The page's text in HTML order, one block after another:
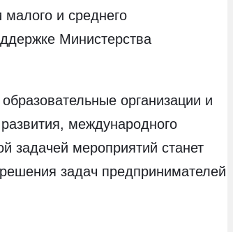
и среднего
Министерства
организации и
международного
задачей мероприятий станет
задач предпринимателей